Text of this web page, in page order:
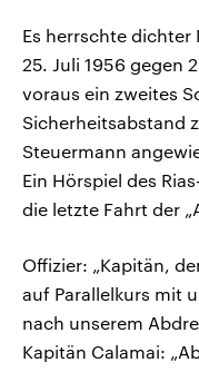
Es herrschte dichter
25. Juli 1956 gegen
voraus ein zweites
Sicherheitsabstand
Steuermann
Ein Hörspiel des
die letzte Fahrt der
Offizier: „Kapitän,
auf Parallelkurs mit
nach unserem
Kapitän Calamai: